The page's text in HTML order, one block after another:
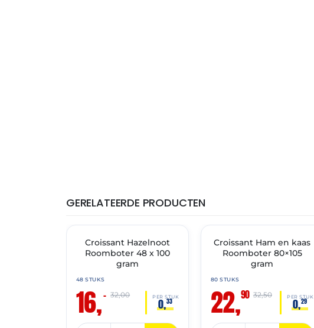
GERELATEERDE PRODUCTEN
🔥 OP=OP
Croissant Hazelnoot
Roomboter 48 x 100
gram
48 STUKS
16,– PER STUK
0,33
32,00
🔥 OP=OP
Croissant Ham en kaas
Roomboter 80×105
gram
80 STUKS
22,90 PER STUK
0,29
32,50